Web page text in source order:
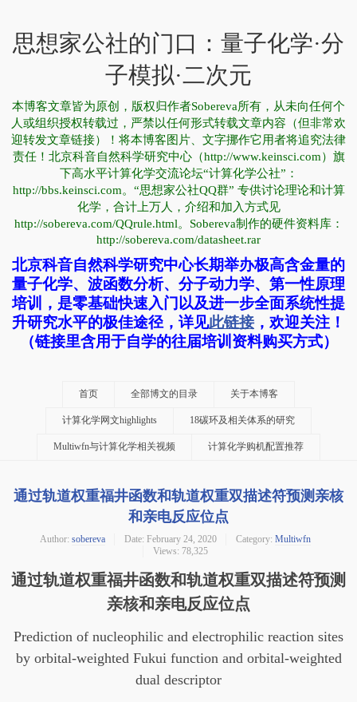
思想家公社的门口：量子化学·分
子模拟·二次元
本博客文章皆为原创，版权归作者Sobereva所有，从未向任何个
人或组织授权转载过，严禁以任何形式转载文章内容（但非常欢
迎转发文章链接）！将本博客图片、文字挪作它用者将追究法律
责任！北京科音自然科学研究中心（http://www.keinsci.com）旗
下高水平计算化学交流论坛“计算化学公社”：
http://bbs.keinsci.com。“思想家公社QQ群” 专供讨论理论和计算
化学，合计上万人，介绍和加入方式见
http://sobereva.com/QQrule.html。Sobereva制作的硬件资料库：
http://sobereva.com/datasheet.rar
北京科音自然科学研究中心长期举办极高含金量的
量子化学、波函数分析、分子动力学、第一性原理
培训，是零基础快速入门以及进一步全面系统性提
升研究水平的极佳途径，详见此链接，欢迎关注！
（链接里含用于自学的往届培训资料购买方式）
首页 全部博文的目录 关于本博客
计算化学网文highlights 18碳环及相关体系的研究
Multiwfn与计算化学相关视频 计算化学购机配置推荐
通过轨道权重福井函数和轨道权重双描述符预测亲核
和亲电反应位点
Author: sobereva Date: February 24, 2020 Category: Multiwfn
Views: 78,325
通过轨道权重福井函数和轨道权重双描述符预测
亲核和亲电反应位点
Prediction of nucleophilic and electrophilic reaction sites
by orbital-weighted Fukui function and orbital-weighted
dual descriptor